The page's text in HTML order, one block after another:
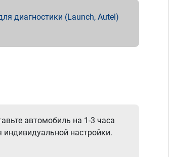
диагностики (Launch, Autel)
автомобиль на 1-3 часа
индивидуальной настройки.